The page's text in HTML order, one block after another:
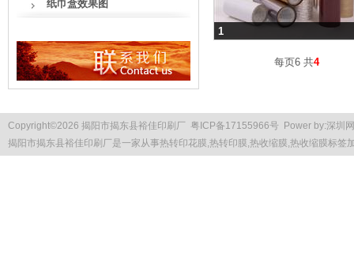
纸巾盒效果图
1
每页6 共4
Copyright©2026 揭阳市揭东县裕佳印刷厂 粤ICP备17155966号 Power by:深圳
揭阳市揭东县裕佳印刷厂是一家从事热转印花膜,热转印膜,热收缩膜,热收缩膜标签